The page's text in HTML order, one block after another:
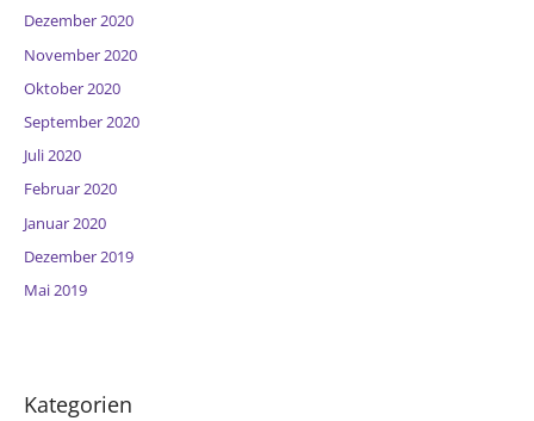
Dezember 2020
November 2020
Oktober 2020
September 2020
Juli 2020
Februar 2020
Januar 2020
Dezember 2019
Mai 2019
Kategorien